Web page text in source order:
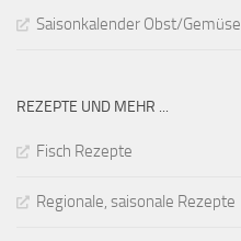
Saisonkalender Obst/Gemüse
REZEPTE UND MEHR ...
Fisch Rezepte
Regionale, saisonale Rezepte